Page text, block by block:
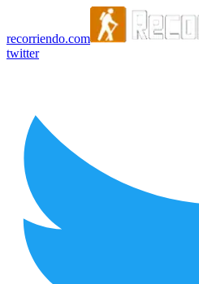
recorriendo.com
twitter